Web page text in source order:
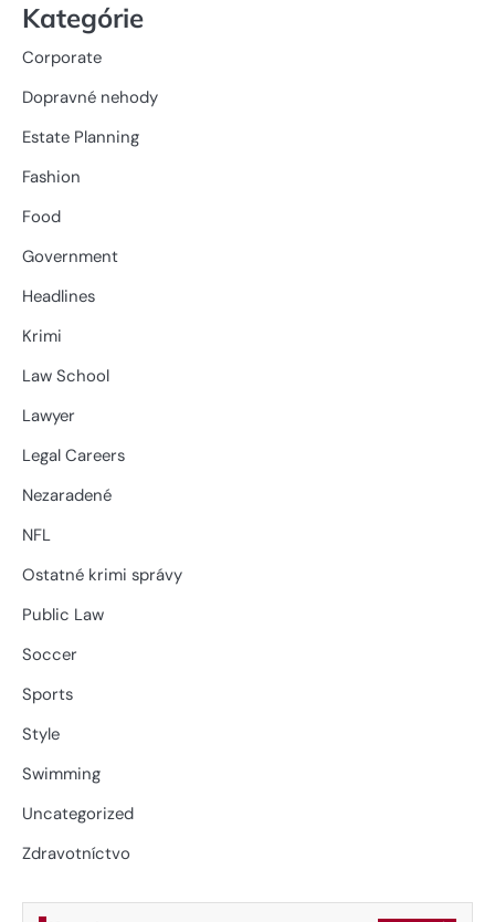
Kategórie
Corporate
Dopravné nehody
Estate Planning
Fashion
Food
Government
Headlines
Krimi
Law School
Lawyer
Legal Careers
Nezaradené
NFL
Ostatné krimi správy
Public Law
Soccer
Sports
Style
Swimming
Uncategorized
Zdravotníctvo